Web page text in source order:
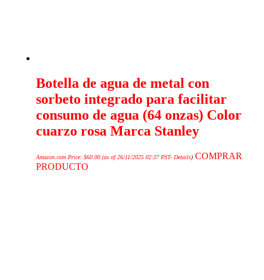
Botella de agua de metal con
sorbeto integrado para facilitar
consumo de agua (64 onzas) Color
cuarzo rosa Marca Stanley
Amazon.com Price:$60.00 (as of 26/11/2025 02:37 PST- Details) COMPRAR
PRODUCTO